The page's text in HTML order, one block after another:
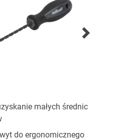
małych średnic
do ergonomicznego